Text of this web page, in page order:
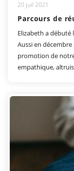
20 juil 2021
Parcours de
Elizabeth a débuté
Aussi en
promotion de
empathique,